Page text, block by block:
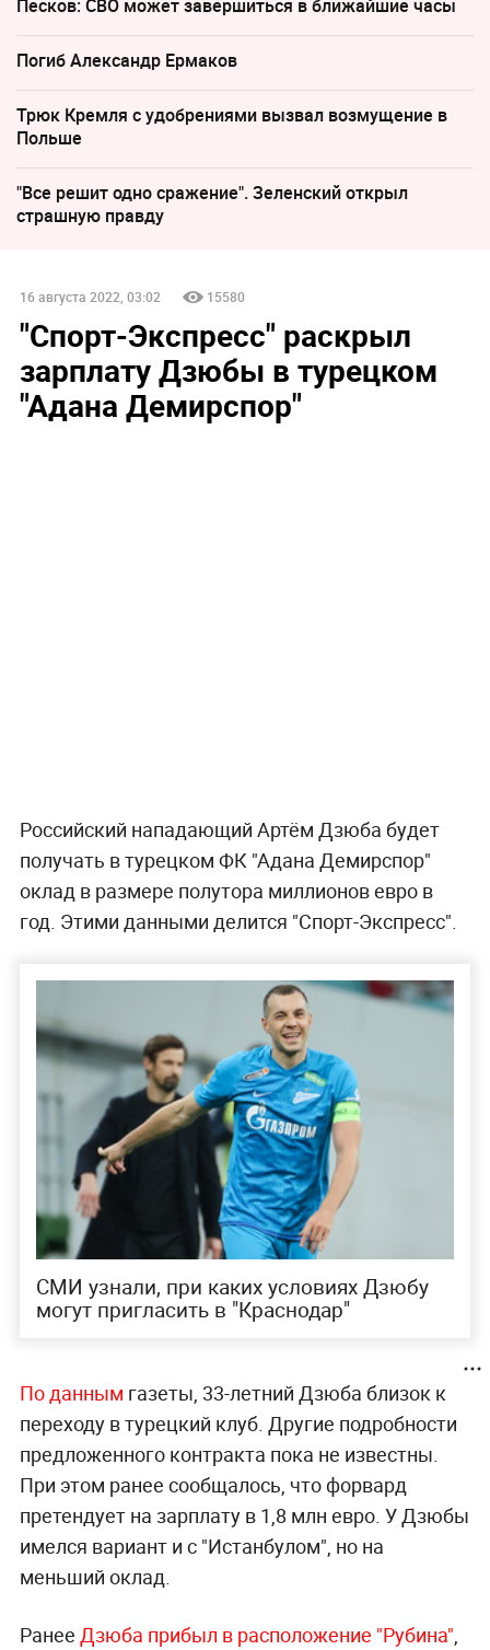
Песков: СВО может завершиться в ближайшие часы
Погиб Александр Ермаков
Трюк Кремля с удобрениями вызвал возмущение в
Польше
"Все решит одно сражение". Зеленский открыл
страшную правду
16 августа 2022, 03:02 15580
"Спорт-Экспресс" раскрыл
зарплату Дзюбы в турецком
"Адана Демирспор"
Российский нападающий Артём Дзюба будет
получать в турецком ФК "Адана Демирспор"
оклад в размере полутора миллионов евро в
год. Этими данными делится "Спорт-Экспресс".
СМИ узнали, при каких условиях Дзюбу
могут пригласить в "Краснодар"
По данным газеты, 33-летний Дзюба близок к
переходу в турецкий клуб. Другие подробности
предложенного контракта пока не известны.
При этом ранее сообщалось, что форвард
претендует на зарплату в 1,8 млн евро. У Дзюбы
имелся вариант и с "Истанбулом", но на
меньший оклад.
Ранее Дзюба прибыл в расположение "Рубина"